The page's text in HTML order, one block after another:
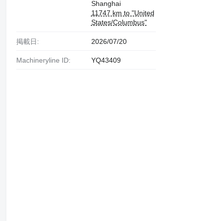
Shanghai
11747 km to "United
States/Columbus"
掲載日: 2026/07/20
Machineryline ID: YQ43409